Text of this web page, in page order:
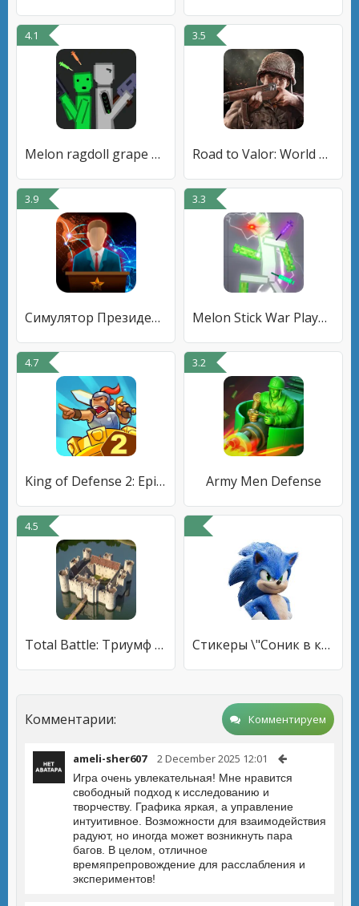
4.1
Melon ragdoll grape playground
3.5
Road to Valor: World War II
3.9
Симулятор Президента Lite
3.3
Melon Stick War Playground
4.7
King of Defense 2: Epic TD
3.2
Army Men Defense
4.5
Total Battle: Триумф Империй Стикеры \"Соник в кино\"
Комментарии: Комментируем
ameli-sher607 2 December 2025 12:01
Игра очень увлекательная! Мне нравится
свободный подход к исследованию и
творчеству. Графика яркая, а управление
интуитивное. Возможности для взаимодействия
радуют, но иногда может возникнуть пара
багов. В целом, отличное
времяпрепровождение для расслабления и
экспериментов!